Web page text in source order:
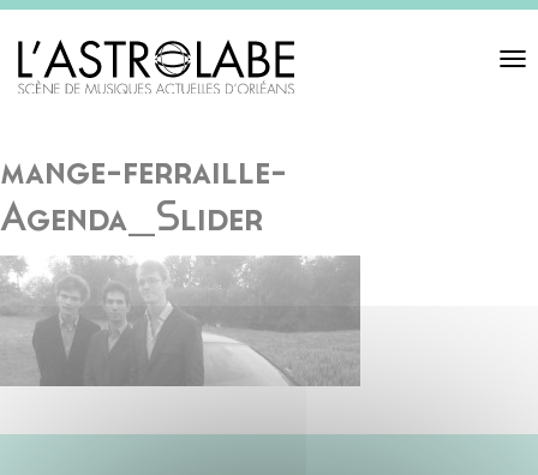
Toggle
mange-ferraille-
Agenda_Slider